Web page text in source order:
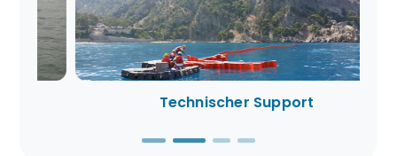
Technischer Support